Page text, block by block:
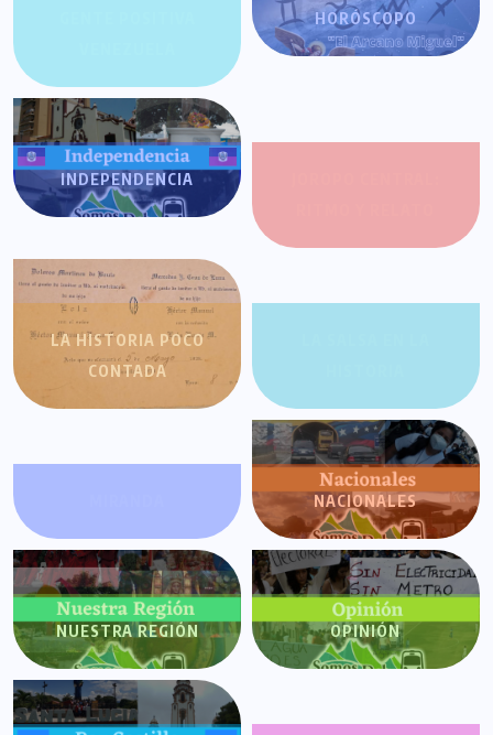
HORÓSCOPO
INDEPENDENCIA
LA HISTORIA POCO
CONTADA
NACIONALES
NUESTRA REGIÓN OPINIÓN